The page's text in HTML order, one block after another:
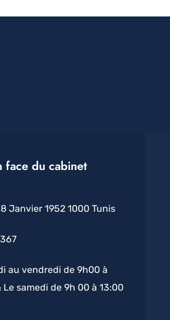
face du cabinet
Janvier 1952 1000 Tunis
au vendredi de 9h00 à
Le samedi de 9h 00 à 13:00